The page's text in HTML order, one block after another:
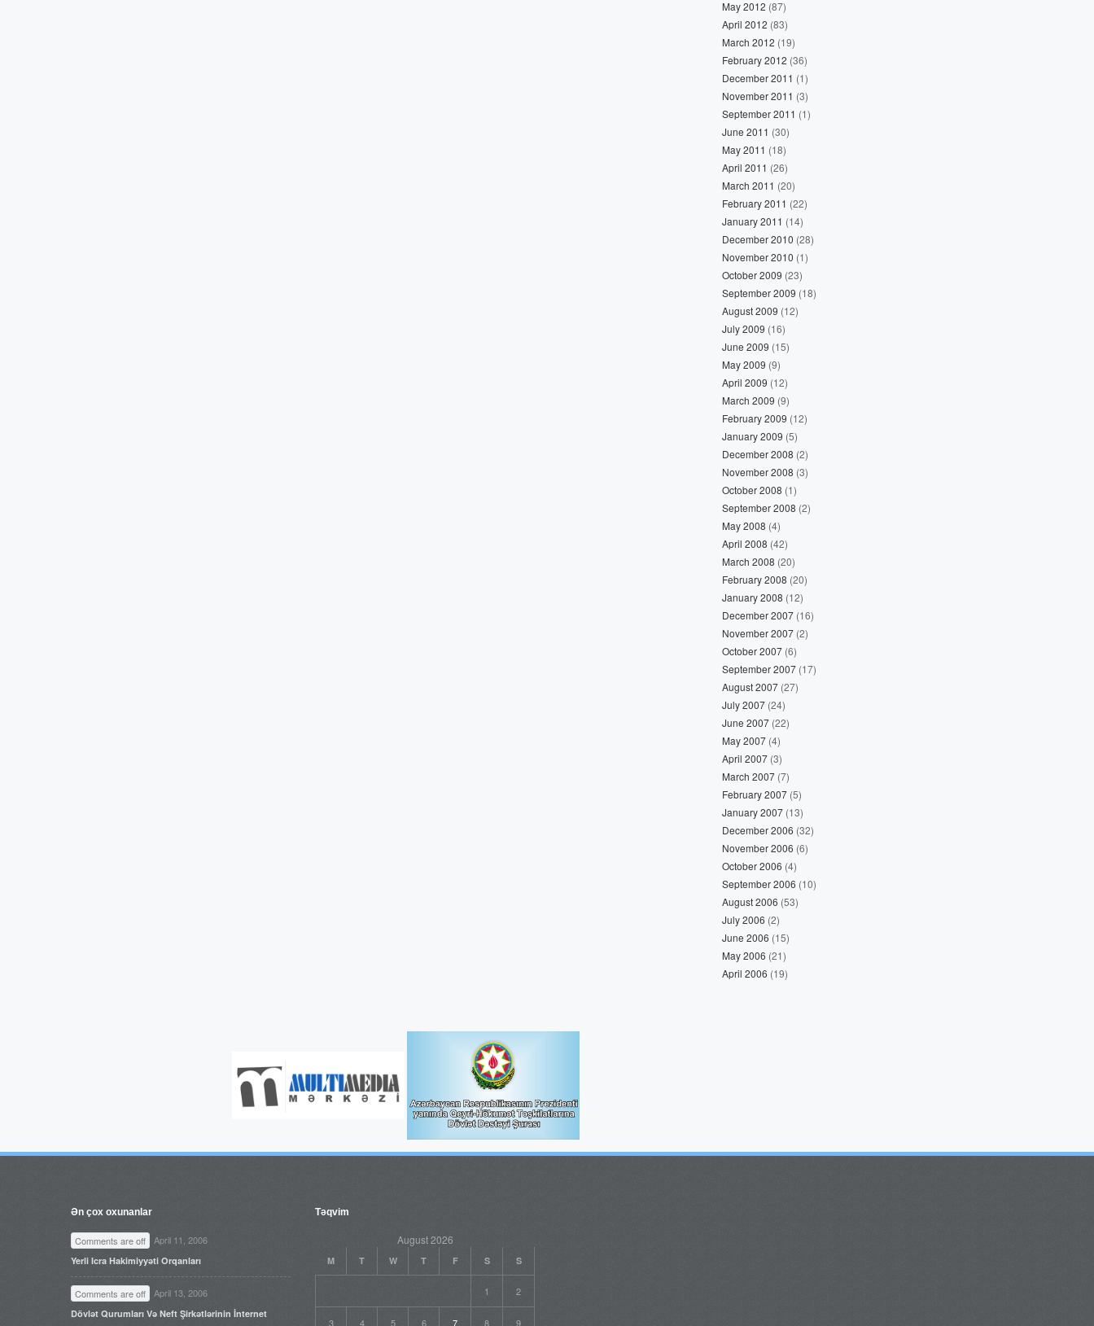
May 2012 (87)
April 2012 (83)
March 2012 (19)
February 2012 (36)
December 2011 (1)
November 2011 (3)
September 2011 (1)
June 2011 (30)
May 2011 (18)
April 2011 (26)
March 2011 (20)
February 2011 (22)
January 2011 (14)
December 2010 (28)
November 2010 (1)
October 2009 (23)
September 2009 (18)
August 2009 (12)
July 2009 (16)
June 2009 (15)
May 2009 (9)
April 2009 (12)
March 2009 (9)
February 2009 (12)
January 2009 (5)
December 2008 (2)
November 2008 (3)
October 2008 (1)
September 2008 (2)
May 2008 (4)
April 2008 (42)
March 2008 (20)
February 2008 (20)
January 2008 (12)
December 2007 (16)
November 2007 (2)
October 2007 (6)
September 2007 (17)
August 2007 (27)
July 2007 (24)
June 2007 (22)
May 2007 (4)
April 2007 (3)
March 2007 (7)
February 2007 (5)
January 2007 (13)
December 2006 (32)
November 2006 (6)
October 2006 (4)
September 2006 (10)
August 2006 (53)
July 2006 (2)
June 2006 (15)
May 2006 (21)
April 2006 (19)
Ən çox oxunanlar
Comments are off April 11, 2006
Yerli Icra Hakimiyyəti Orqanları
Comments are off April 13, 2006
Dövlət Qurumları Və Neft Şirkətlərinin İnternet
Təqvim
August 2026
M T W T F S S
1 2
3 4 5 6 7 8 9